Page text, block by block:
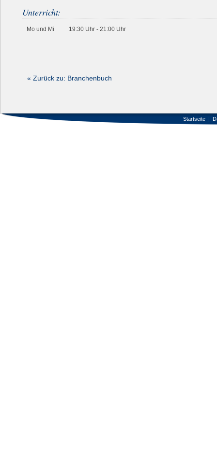
Unterricht:
Mo und Mi 19:30 Uhr - 21:00 Uhr
« Zurück zu: Branchenbuch
Startseite|